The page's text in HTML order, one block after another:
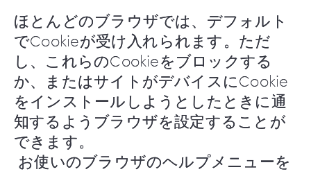
ほとんどのブラウザでは、デフォルト
でCookieが受け入れられます。ただ
し、これらのCookieをブロックする
か、またはサイトがデバイスにCookie
をインストールしようとしたときに通
知するようブラウザを設定することが
できます。
お使いのブラウザのヘルプメニューを